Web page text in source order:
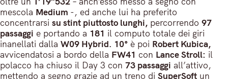
mescola Medium -, ed anche lui ha preferito
concentrarsi su stint piuttosto lunghi, percorrendo 97
passaggi e portando a 181 il computo totale dei giri
inanellati dalla W09 Hybrid. 10° è poi Robert Kubica,
avvicendatosi a bordo della FW41 con Lance Stroll: il
polacco ha chiuso il Day 3 con 73 passaggi all’attivo,
mettendo a segno grazie ad un treno di SuperSoft un